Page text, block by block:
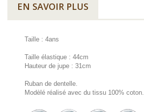
EN SAVOIR PLUS
Taille : 4ans
Taille élastique : 44cm
Hauteur de jupe : 31cm
Ruban de dentelle.
Modèlé réalisé avec du tissu 100% coton.